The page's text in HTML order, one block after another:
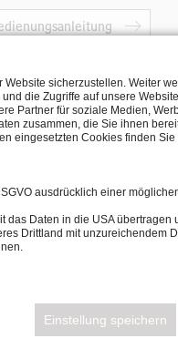
sicherzustellen. Weiter
die Zugriffe auf unsere
Partner für soziale Medien,
zusammen, die Sie ihnen
eingesetzten Cookies finden
ausdrücklich einer
Daten in die USA übertragen
Drittland mit unzureichendem
Einstellung speichern